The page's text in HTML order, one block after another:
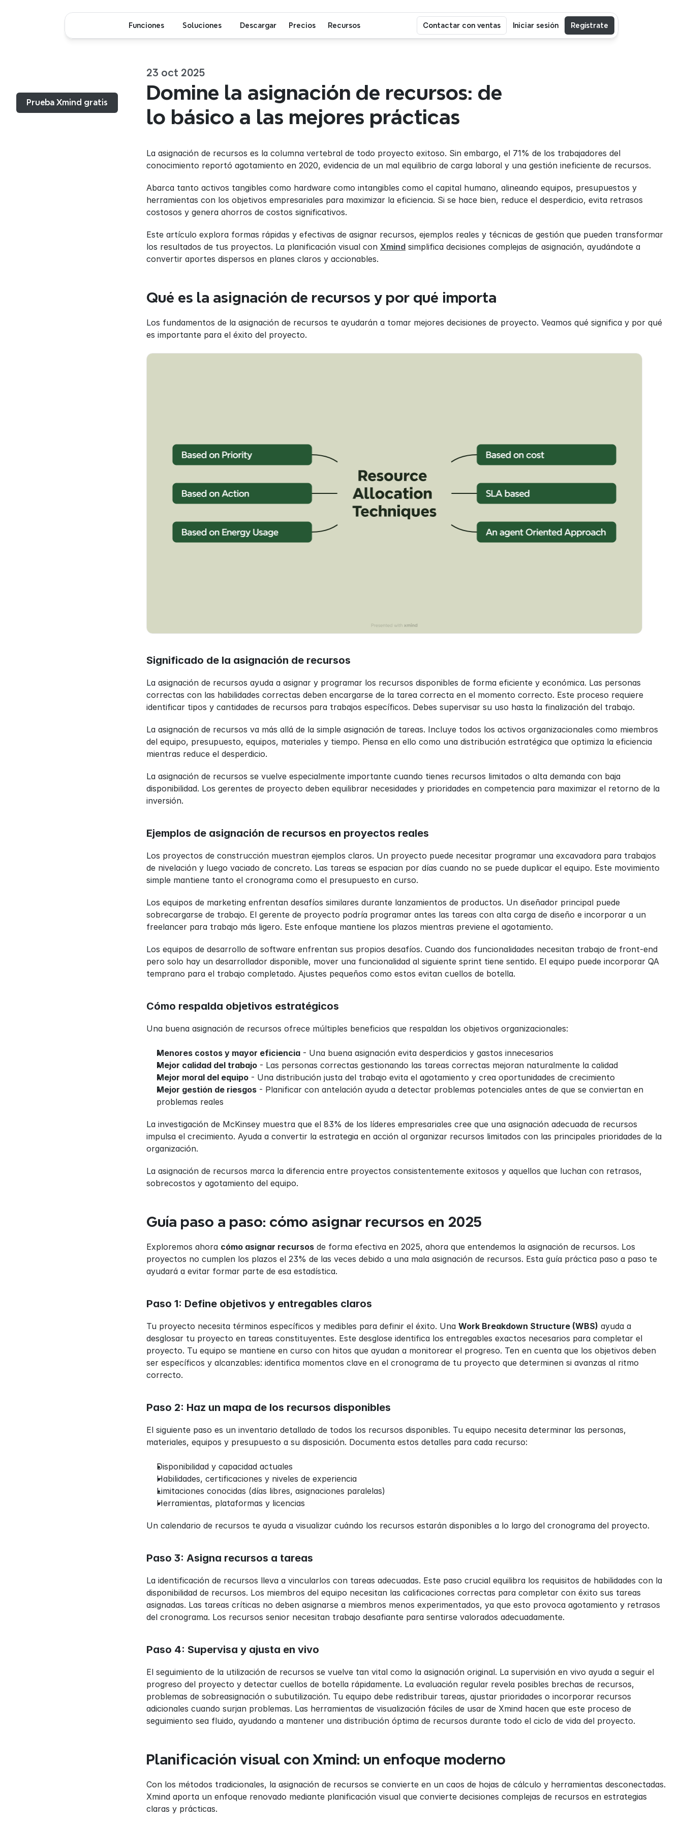
Prueba Xmind gratis
23 oct 2025
Domine la asignación de recursos: de
lo básico a las mejores prácticas
La asignación de recursos es la columna vertebral de todo proyecto exitoso. Sin embargo, el 71% de los trabajadores del
conocimiento reportó agotamiento en 2020, evidencia de un mal equilibrio de carga laboral y una gestión ineficiente de recursos.
Abarca tanto activos tangibles como hardware como intangibles como el capital humano, alineando equipos, presupuestos y
herramientas con los objetivos empresariales para maximizar la eficiencia. Si se hace bien, reduce el desperdicio, evita retrasos
costosos y genera ahorros de costos significativos.
Este artículo explora formas rápidas y efectivas de asignar recursos, ejemplos reales y técnicas de gestión que pueden transformar
los resultados de tus proyectos. La planificación visual con Xmind simplifica decisiones complejas de asignación, ayudándote a
convertir aportes dispersos en planes claros y accionables.
Qué es la asignación de recursos y por qué importa
Los fundamentos de la asignación de recursos te ayudarán a tomar mejores decisiones de proyecto. Veamos qué significa y por qué
es importante para el éxito del proyecto.
Significado de la asignación de recursos
La asignación de recursos ayuda a asignar y programar los recursos disponibles de forma eficiente y económica. Las personas
correctas con las habilidades correctas deben encargarse de la tarea correcta en el momento correcto. Este proceso requiere
identificar tipos y cantidades de recursos para trabajos específicos. Debes supervisar su uso hasta la finalización del trabajo.
La asignación de recursos va más allá de la simple asignación de tareas. Incluye todos los activos organizacionales como miembros
del equipo, presupuesto, equipos, materiales y tiempo. Piensa en ello como una distribución estratégica que optimiza la eficiencia
mientras reduce el desperdicio.
La asignación de recursos se vuelve especialmente importante cuando tienes recursos limitados o alta demanda con baja
disponibilidad. Los gerentes de proyecto deben equilibrar necesidades y prioridades en competencia para maximizar el retorno de la
inversión.
Ejemplos de asignación de recursos en proyectos reales
Los proyectos de construcción muestran ejemplos claros. Un proyecto puede necesitar programar una excavadora para trabajos
de nivelación y luego vaciado de concreto. Las tareas se espacian por días cuando no se puede duplicar el equipo. Este movimiento
simple mantiene tanto el cronograma como el presupuesto en curso.
Los equipos de marketing enfrentan desafíos similares durante lanzamientos de productos. Un diseñador principal puede
sobrecargarse de trabajo. El gerente de proyecto podría programar antes las tareas con alta carga de diseño e incorporar a un
freelancer para trabajo más ligero. Este enfoque mantiene los plazos mientras previene el agotamiento.
Los equipos de desarrollo de software enfrentan sus propios desafíos. Cuando dos funcionalidades necesitan trabajo de front-end
pero solo hay un desarrollador disponible, mover una funcionalidad al siguiente sprint tiene sentido. El equipo puede incorporar QA
temprano para el trabajo completado. Ajustes pequeños como estos evitan cuellos de botella.
Cómo respalda objetivos estratégicos
Una buena asignación de recursos ofrece múltiples beneficios que respaldan los objetivos organizacionales:
Menores costos y mayor eficiencia - Una buena asignación evita desperdicios y gastos innecesarios
Mejor calidad del trabajo - Las personas correctas gestionando las tareas correctas mejoran naturalmente la calidad
Mejor moral del equipo - Una distribución justa del trabajo evita el agotamiento y crea oportunidades de crecimiento
Mejor gestión de riesgos - Planificar con antelación ayuda a detectar problemas potenciales antes de que se conviertan en
problemas reales
La investigación de McKinsey muestra que el 83% de los líderes empresariales cree que una asignación adecuada de recursos
impulsa el crecimiento. Ayuda a convertir la estrategia en acción al organizar recursos limitados con las principales prioridades de la
organización.
La asignación de recursos marca la diferencia entre proyectos consistentemente exitosos y aquellos que luchan con retrasos,
sobrecostos y agotamiento del equipo.
Guía paso a paso: cómo asignar recursos en 2025
Exploremos ahora cómo asignar recursos de forma efectiva en 2025, ahora que entendemos la asignación de recursos. Los
proyectos no cumplen los plazos el 23% de las veces debido a una mala asignación de recursos. Esta guía práctica paso a paso te
ayudará a evitar formar parte de esa estadística.
Paso 1: Define objetivos y entregables claros
Tu proyecto necesita términos específicos y medibles para definir el éxito. Una Work Breakdown Structure (WBS) ayuda a
desglosar tu proyecto en tareas constituyentes. Este desglose identifica los entregables exactos necesarios para completar el
proyecto. Tu equipo se mantiene en curso con hitos que ayudan a monitorear el progreso. Ten en cuenta que los objetivos deben
ser específicos y alcanzables: identifica momentos clave en el cronograma de tu proyecto que determinen si avanzas al ritmo
correcto.
Paso 2: Haz un mapa de los recursos disponibles
El siguiente paso es un inventario detallado de todos los recursos disponibles. Tu equipo necesita determinar las personas,
materiales, equipos y presupuesto a su disposición. Documenta estos detalles para cada recurso:
Disponibilidad y capacidad actuales
Habilidades, certificaciones y niveles de experiencia
Limitaciones conocidas (días libres, asignaciones paralelas)
Herramientas, plataformas y licencias
Un calendario de recursos te ayuda a visualizar cuándo los recursos estarán disponibles a lo largo del cronograma del proyecto.
Paso 3: Asigna recursos a tareas
La identificación de recursos lleva a vincularlos con tareas adecuadas. Este paso crucial equilibra los requisitos de habilidades con la
disponibilidad de recursos. Los miembros del equipo necesitan las calificaciones correctas para completar con éxito sus tareas
asignadas. Las tareas críticas no deben asignarse a miembros menos experimentados, ya que esto provoca agotamiento y retrasos
del cronograma. Los recursos senior necesitan trabajo desafiante para sentirse valorados adecuadamente.
Paso 4: Supervisa y ajusta en vivo
El seguimiento de la utilización de recursos se vuelve tan vital como la asignación original. La supervisión en vivo ayuda a seguir el
progreso del proyecto y detectar cuellos de botella rápidamente. La evaluación regular revela posibles brechas de recursos,
problemas de sobreasignación o subutilización. Tu equipo debe redistribuir tareas, ajustar prioridades o incorporar recursos
adicionales cuando surjan problemas. Las herramientas de visualización fáciles de usar de Xmind hacen que este proceso de
seguimiento sea fluido, ayudando a mantener una distribución óptima de recursos durante todo el ciclo de vida del proyecto.
Planificación visual con Xmind: un enfoque moderno
Con los métodos tradicionales, la asignación de recursos se convierte en un caos de hojas de cálculo y herramientas desconectadas.
Xmind aporta un enfoque renovado mediante planificación visual que convierte decisiones complejas de recursos en estrategias
claras y prácticas.
Funciones Soluciones Descargar Precios Recursos Contactar con ventas Iniciar sesión Regístrate